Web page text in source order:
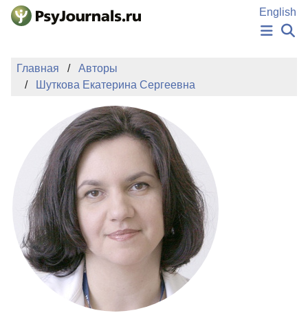
Перейти к основному содержанию
English
ИЗДАНИЯ
АВТОРЫ
ПОДАТЬ РУКОПИСЬ
БАЗА ЗНАНИЙ
КЛЮЧЕВЫЕ СЛОВА
Регистрация
Главная
Авторы
Шуткова Екатерина Сергеевна